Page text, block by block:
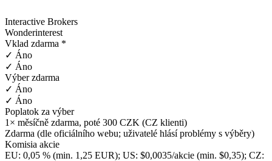
Interactive Brokers
Wonderinterest
Vklad zdarma *
✓ Áno
✓ Áno
Výber zdarma
✓ Áno
✓ Áno
Poplatok za výber
1× měsíčně zdarma, poté 300 CZK (CZ klienti)
Zdarma (dle oficiálního webu; uživatelé hlásí problémy s výběry)
Komisia akcie
EU: 0,05 % (min. 1,25 EUR); US: $0,0035/akcie (min. $0,35); CZ: